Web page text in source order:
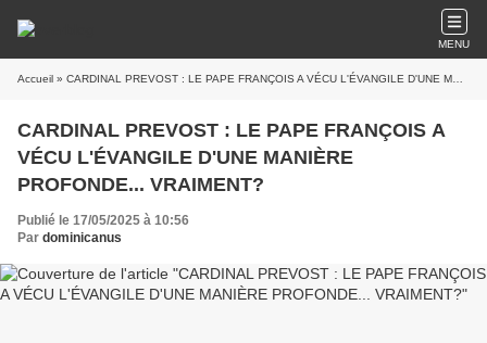
MENU
Accueil » CARDINAL PREVOST : LE PAPE FRANÇOIS A VÉCU L'ÉVANGILE D'UNE MANIÈRE PROFONDE... VRAIMENT?
CARDINAL PREVOST : LE PAPE FRANÇOIS A
VÉCU L'ÉVANGILE D'UNE MANIÈRE
PROFONDE... VRAIMENT?
Publié le 17/05/2025 à 10:56
Par dominicanus